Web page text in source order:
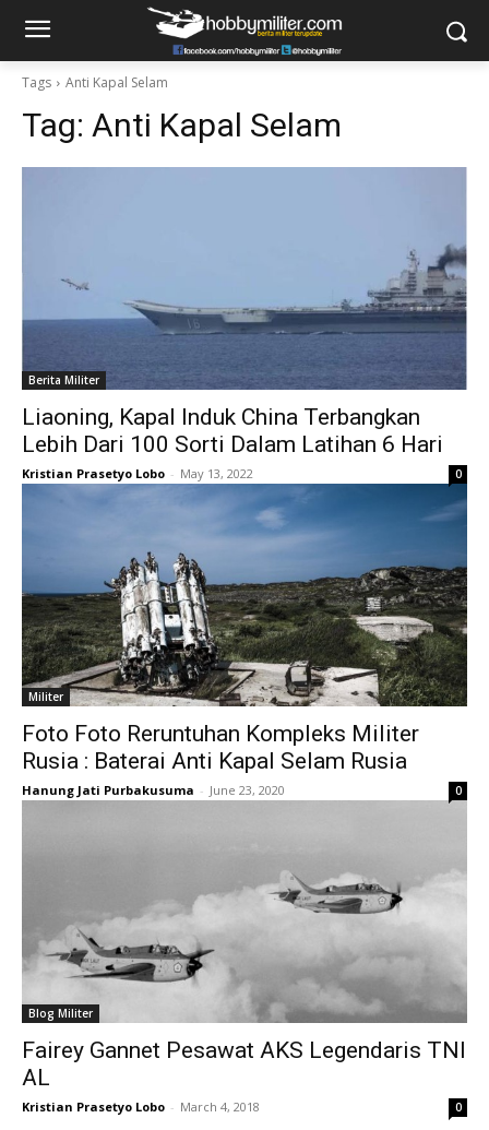
Tags Anti Kapal Selam
Tag: Anti Kapal Selam
Berita Militer
Liaoning, Kapal Induk China Terbangkan
Lebih Dari 100 Sorti Dalam Latihan 6 Hari
Kristian Prasetyo Lobo - May 13, 2022 0
Militer
Foto Foto Reruntuhan Kompleks Militer
Rusia : Baterai Anti Kapal Selam Rusia
Hanung Jati Purbakusuma - June 23, 2020 0
Blog Militer
Fairey Gannet Pesawat AKS Legendaris TNI
AL
Kristian Prasetyo Lobo - March 4, 2018 0